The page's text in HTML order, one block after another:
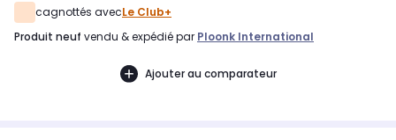
cagnottés avecLe Club+
produit neuf vendu & expédié par Ploonk International
Ajouter au comparateur